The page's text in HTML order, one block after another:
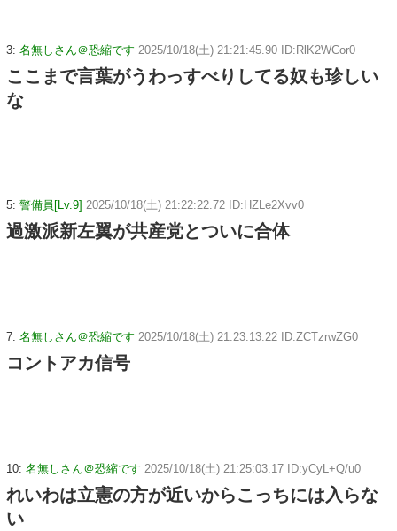
3: 名無しさん＠恐縮です 2025/10/18(土) 21:21:45.90 ID:RlK2WCor0
ここまで言葉がうわっすべりしてる奴も珍しい
な
5: 警備員[Lv.9] 2025/10/18(土) 21:22:22.72 ID:HZLe2Xvv0
過激派新左翼が共産党とついに合体
7: 名無しさん＠恐縮です 2025/10/18(土) 21:23:13.22 ID:ZCTzrwZG0
コントアカ信号
10: 名無しさん＠恐縮です 2025/10/18(土) 21:25:03.17 ID:yCyL+Q/u0
れいわは立憲の方が近いからこっちには入らな
い